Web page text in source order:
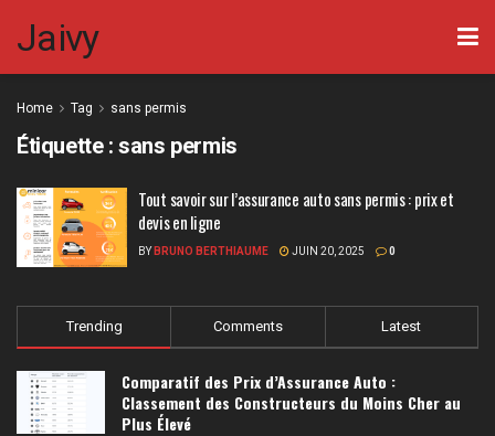
Jaivy
Home Tag sans permis
Étiquette :sans permis
Tout savoir sur l’assurance auto sans permis : prix et
devis en ligne
BY BRUNO BERTHIAUME JUIN 20, 2025 0
Trending Comments Latest
Comparatif des Prix d’Assurance Auto :
Classement des Constructeurs du Moins Cher au
Plus Élevé